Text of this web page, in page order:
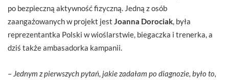
po bezpieczną aktywność fizyczną. Jedną z osób
zaangażowanych w projekt jest Joanna Dorociak , była
reprezentantka Polski w wioślarstwie, biegaczka i trenerka, a
dziś także ambasadorka kampanii.
– Jednym z pierwszych pytań, jakie zadałam po diagnozie, było to,